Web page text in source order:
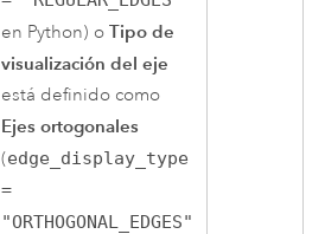
en Python) o Tipo de
visualización del eje
está definido como
Ejes ortogonales
(edge_display_type
=
"ORTHOGONAL_EDGES"